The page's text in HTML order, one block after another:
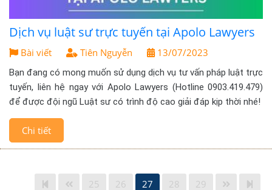
Dịch vụ luật sư trực tuyến tại Apolo Lawyers
Bài viết Tiên Nguyễn 13/07/2023
Bạn đang có mong muốn sử dụng dịch vụ tư vấn pháp luật trực
tuyến, liên hệ ngay với Apolo Lawyers (Hotline 0903.419.479)
để được đội ngũ Luật sư có trình độ cao giải đáp kịp thời nhé!
Chi tiết
25 26 27 28 29